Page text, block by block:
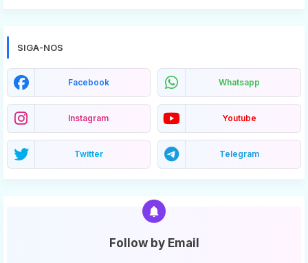
SIGA-NOS
Facebook Whatsapp
Instagram Youtube
Twitter Telegram
Follow by Email